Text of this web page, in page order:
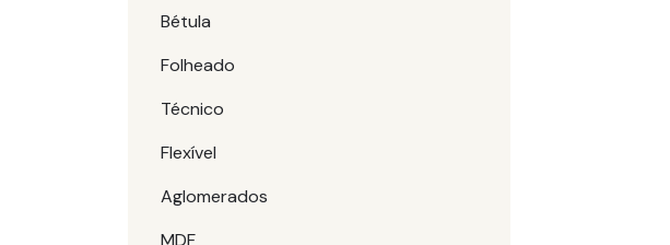
Bétula
Folheado
Técnico
Flexível
Aglomerados
MDF